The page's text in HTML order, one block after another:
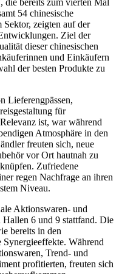
die bereits zum vierten Mal
54 chinesische
zeigten auf der
Ziel der
dieser chinesischen
und Einkäufern
der besten Produkte zu
Lieferengpässen,
für
ist, war während
Atmosphäre in den
freuten sich, neue
vor Ort hautnah zu
Zufriedene
regen Nachfrage an ihren
Niveau.
Aktionswaren- und
6 und 9 stattfand. Die
bereits in den
Während
Trend- und
profitierten, freuten sich